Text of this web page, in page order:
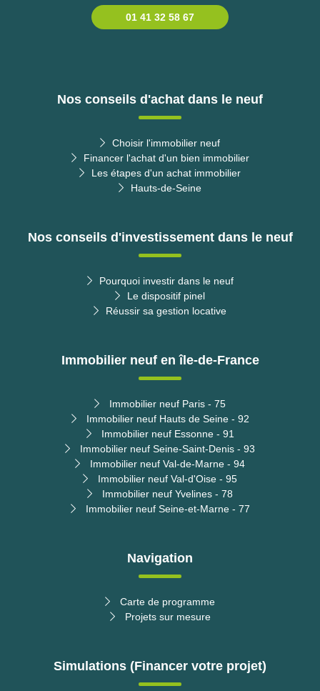
01 41 32 58 67
Nos conseils d'achat dans le neuf
Choisir l'immobilier neuf
Financer l'achat d'un bien immobilier
Les étapes d'un achat immobilier
Hauts-de-Seine
Nos conseils d'investissement dans le neuf
Pourquoi investir dans le neuf
Le dispositif pinel
Réussir sa gestion locative
Immobilier neuf en île-de-France
Immobilier neuf Paris - 75
Immobilier neuf Hauts de Seine - 92
Immobilier neuf Essonne - 91
Immobilier neuf Seine-Saint-Denis - 93
Immobilier neuf Val-de-Marne - 94
Immobilier neuf Val-d'Oise - 95
Immobilier neuf Yvelines - 78
Immobilier neuf Seine-et-Marne - 77
Navigation
Carte de programme
Projets sur mesure
Simulations (Financer votre projet)